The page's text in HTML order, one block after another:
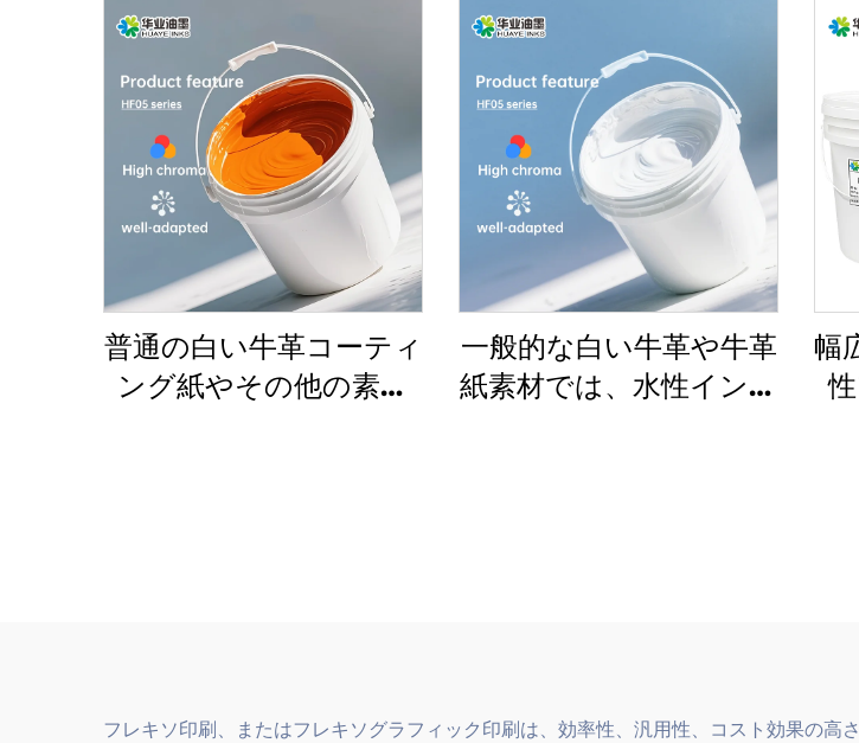
普通の白い牛革コーティ
ング紙やその他の素材
一般的な白い牛革や牛革
紙素材では、水性インク
幅
フレキソ印刷、またはフレキソグラフィック印刷は、効率性、汎用性、コスト効果の